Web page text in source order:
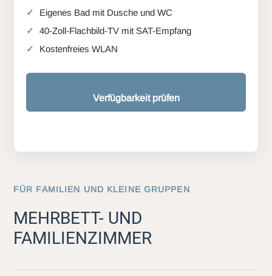
Eigenes Bad mit Dusche und WC
40-Zoll-Flachbild-TV mit SAT-Empfang
Kostenfreies WLAN
Verfügbarkeit prüfen
FÜR FAMILIEN UND KLEINE GRUPPEN
MEHRBETT- UND
FAMILIENZIMMER